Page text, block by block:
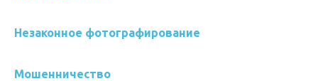
Незаконное фотографирование
Мошенничество